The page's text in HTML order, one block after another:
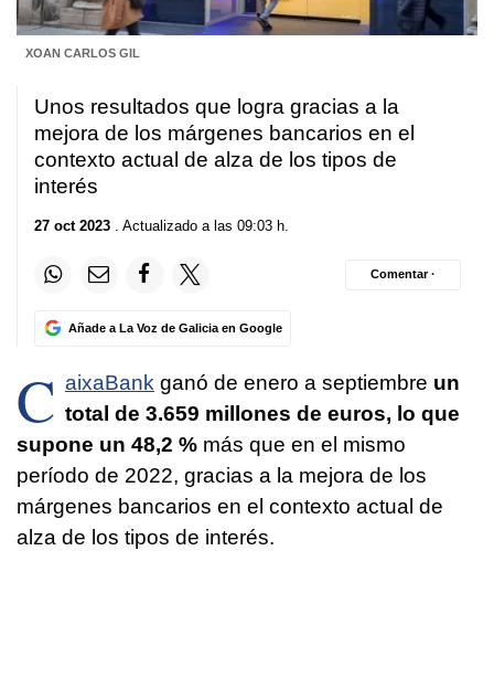
XOAN CARLOS GIL
Unos resultados que logra gracias a la
mejora de los márgenes bancarios en el
contexto actual de alza de los tipos de
interés
27 oct 2023 . Actualizado a las 09:03 h.
Añade a La Voz de Galicia en Google
Comentar ·
C aixaBank ganó de enero a septiembre un
total de 3.659 millones de euros, lo que
supone un 48,2 % más que en el mismo
período de 2022, gracias a la mejora de los
márgenes bancarios en el contexto actual de
alza de los tipos de interés.